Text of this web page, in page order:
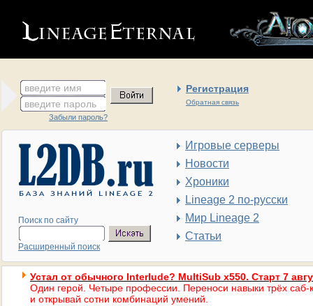
введите имя Регистрация
Обратная связь
введите пароль
Забыли пароль?
Поиск по сайту
Расширенный поиск
Игровые серверы
Новости
Хроники
Lineage 2 по-русски
Мир Lineage 2
Статьи
Устал от обычного Interlude? MultiSub x550. Старт 7
Один герой. Четыре профессии. Переноси навыки трёх саб-
и открывай сотни комбинаций умений.